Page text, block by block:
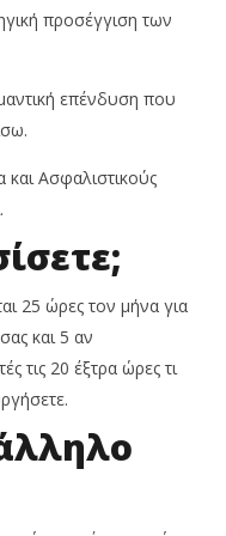
προσέγγιση των
επένδυση που
και Ασφαλιστικούς
25 ώρες τον μήνα για
και 5 αν
τις 20 έξτρα ώρες τι